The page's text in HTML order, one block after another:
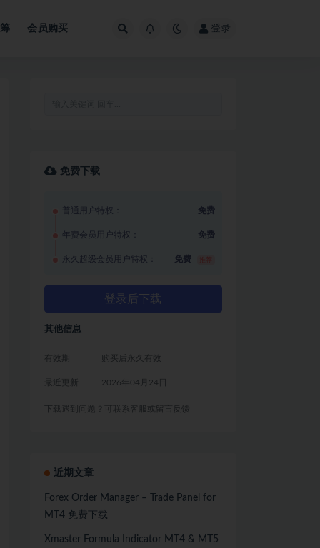
会员购买 登录
免费下载
普通用户特权： 免费
年费会员用户特权： 免费
永久超级会员用户特权： 免费
登录后下载
其他信息
有效期 购买后永久有效
最近更新 2026年04月24日
下载遇到问题？可联系客服或留言反馈
近期文章
Forex Order Manager – Trade Panel for
MT4 免费下载
Xmaster Formula Indicator MT4 & MT5